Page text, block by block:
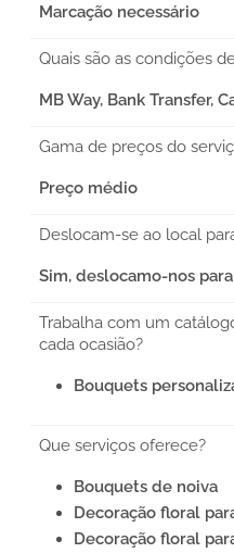
Marcação necessário
Quais são as condições
MB Way, Bank Transfer,
Gama de preços do
Preço médio
Deslocam-se ao local
Sim, deslocamo-nos
Trabalha com um
cada ocasião?
Bouquets
Que serviços oferece?
Bouquets de noiva
Decoração floral
Decoração floral